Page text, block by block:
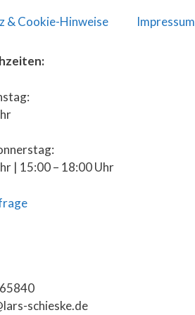
& Cookie-Hinweise Impressum
| 15:00 – 18:00 Uhr
schieske.de